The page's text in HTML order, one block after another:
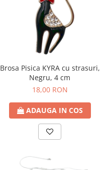
Brosa Pisica KYRA cu strasuri,
Negru, 4 cm
18,00 RON
ADAUGA IN COS